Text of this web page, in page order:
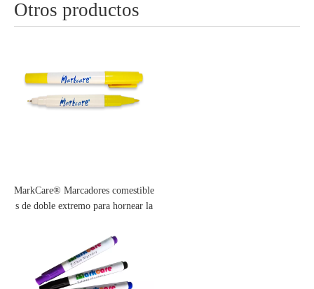
Otros productos
MarkCare® Marcadores comestible
s de doble extremo para hornear la